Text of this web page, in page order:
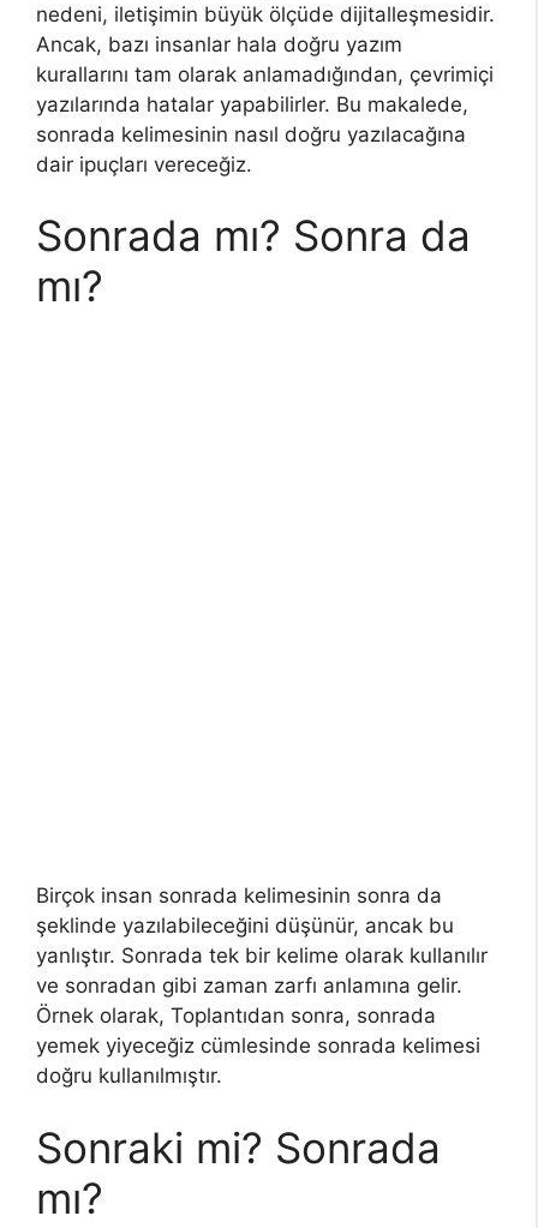
nedeni, iletişimin büyük ölçüde dijitalleşmesidir.
Ancak, bazı insanlar hala doğru yazım
kurallarını tam olarak anlamadığından, çevrimiçi
yazılarında hatalar yapabilirler. Bu makalede,
sonrada kelimesinin nasıl doğru yazılacağına
dair ipuçları vereceğiz.
Sonrada mı? Sonra da
mı?
Birçok insan sonrada kelimesinin sonra da
şeklinde yazılabileceğini düşünür, ancak bu
yanlıştır. Sonrada tek bir kelime olarak kullanılır
ve sonradan gibi zaman zarfı anlamına gelir.
Örnek olarak, Toplantıdan sonra, sonrada
yemek yiyeceğiz cümlesinde sonrada kelimesi
doğru kullanılmıştır.
Sonraki mi? Sonrada
mı?